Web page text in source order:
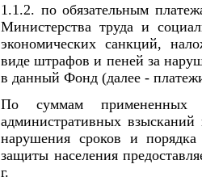
1.1.2. по обязательным
Министерства труда и
экономических санкций,
виде штрафов и пеней за
в данный Фонд (далее -
По суммам примененных
административных
нарушения сроков и
защиты населения
г.